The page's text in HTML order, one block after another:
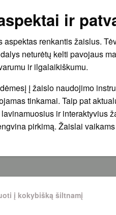
ir
aspektas renkantis žaislus.
neturėtų kelti pavojaus
ir ilgalaikiškumu.
į žaislo naudojimo
tinkamai. Taip pat
ir interaktyvius
pirkimą. Žaislai
į kokybišką šiltnamį